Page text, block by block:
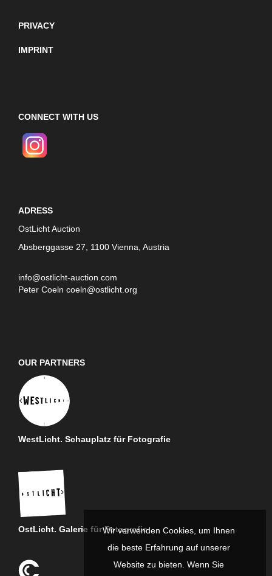
PRIVACY
IMPRINT
CONNECT WITH US
ADRESS
OstLicht Auction
Absberggasse 27, 1100 Vienna, Austria
info@ostlicht-auction.com
Peter Coeln coeln@ostlicht.org
OUR PARTNERS
WestLicht. Schauplatz für Fotografie
OstLicht. Galerie für FotografieWir verwenden Cookies, um Ihnen
die beste Erfahrung auf unserer
Website zu bieten. Wenn Sie